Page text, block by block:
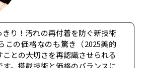
きり！汚れの再付着を防ぐ新技術
この価格なのも驚き（2025美的
との大切さを再認識させられる